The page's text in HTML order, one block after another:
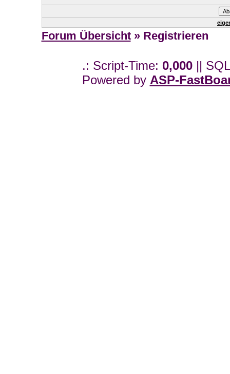
Forum Übersicht» Registrieren
.: Script-Time: 0,000||
Powered by ASP-